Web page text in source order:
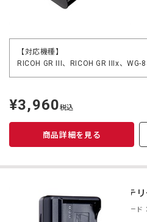
【対応機種】
RICOH GR III、RICOH GR IIIx、WG-
定
価
¥3,960税込
商品詳細を見る
バッテ
商品コー